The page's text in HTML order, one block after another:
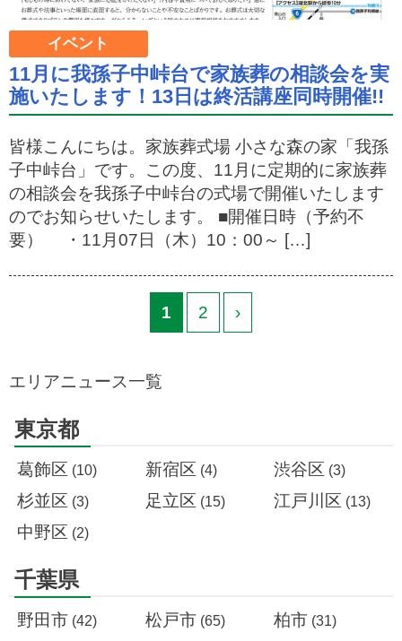
イベント
11月に我孫子中峠台で家族葬の相談会を実
施いたします！13日は終活講座同時開催!!
皆様こんにちは。家族葬式場 小さな森の家「我孫
子中峠台」です。この度、11月に定期的に家族葬
の相談会を我孫子中峠台の式場で開催いたします
のでお知らせいたします。 ■開催日時（予約不
要） ・11月07日（木）10：00～ […]
1 2 ›
エリアニュース一覧
東京都
葛飾区 (10) 新宿区 (4) 渋谷区 (3)
杉並区 (3) 足立区 (15) 江戸川区 (13)
中野区 (2)
千葉県
野田市 (42) 松戸市 (65) 柏市 (31)